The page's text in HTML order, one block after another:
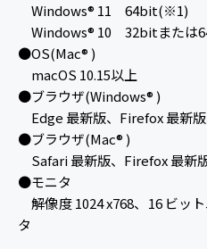
Windows® 11 64bit(※1)
Windows® 10 32bitまた
●OS(Mac® )
macOS 10.15以上
●ブラウザ(Windows® )
Edge 最新版、Firefox 最新
●ブラウザ(Mac® )
Safari 最新版、Firefox 最新
●モニタ
解像度 1024 x768、16 ビッ
タ